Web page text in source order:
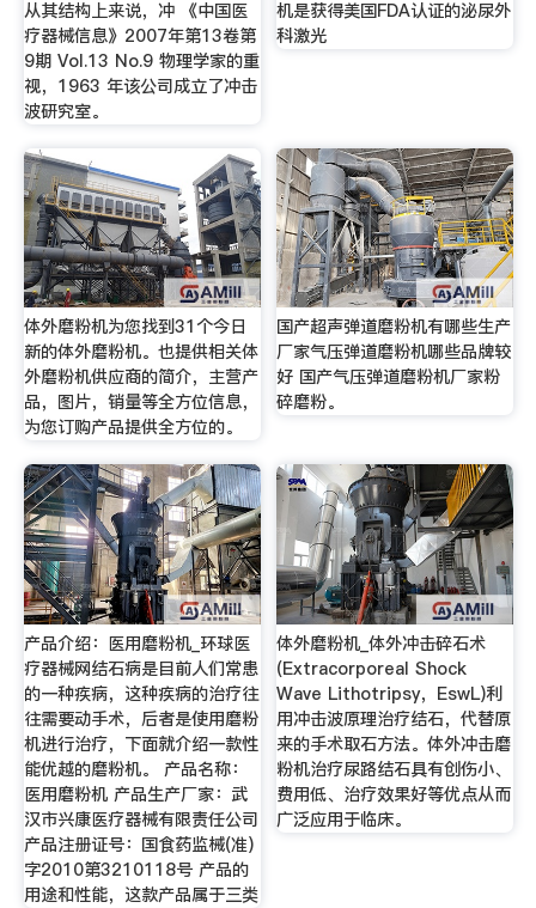
从其结构上来说，冲 《中国医
疗器械信息》2007年第13卷第
9期 Vol.13 No.9 物理学家的重
视，1963 年该公司成立了冲击
波研究室。
机是获得美国FDA认证的泌尿外
科激光
体外磨粉机为您找到31个今日
新的体外磨粉机。也提供相关体
外磨粉机供应商的简介，主营产
品，图片，销量等全方位信息，
为您订购产品提供全方位的。
国产超声弹道磨粉机有哪些生产
厂家气压弹道磨粉机哪些品牌较
好 国产气压弹道磨粉机厂家粉
碎磨粉。
产品介绍：医用磨粉机_环球医
疗器械网结石病是目前人们常患
的一种疾病，这种疾病的治疗往
往需要动手术，后者是使用磨粉
机进行治疗，下面就介绍一款性
能优越的磨粉机。 产品名称：
医用磨粉机 产品生产厂家：武
汉市兴康医疗器械有限责任公司
产品注册证号：国食药监械(准)
字2010第3210118号 产品的
用途和性能，这款产品属于三类
体外磨粉机_体外冲击碎石术
(Extracorporeal Shock
Wave Lithotripsy，EswL)利
用冲击波原理治疗结石，代替原
来的手术取石方法。体外冲击磨
粉机治疗尿路结石具有创伤小、
费用低、治疗效果好等优点从而
广泛应用于临床。